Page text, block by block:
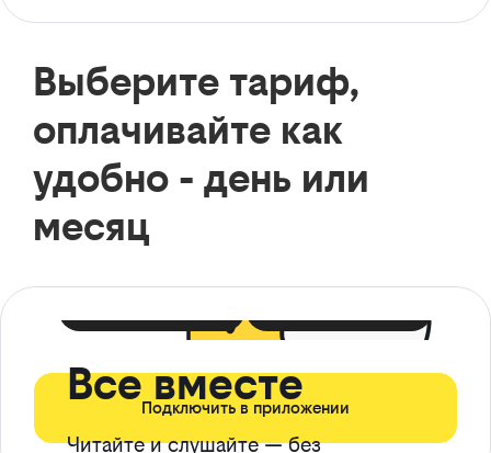
Выберите тариф,
оплачивайте как
удобно - день или
месяц
Все вместе
Читайте и слушайте — без
Подключить в приложении